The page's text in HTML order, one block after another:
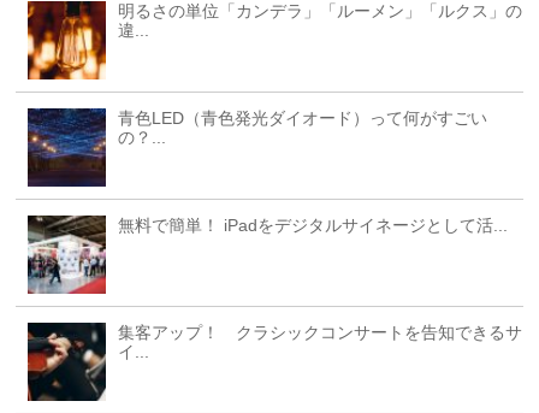
明るさの単位「カンデラ」「ルーメン」「ルクス」の
違...
青色LED（青色発光ダイオード）って何がすごい
の？...
無料で簡単！ iPadをデジタルサイネージとして活...
集客アップ！ クラシックコンサートを告知できるサ
イ...